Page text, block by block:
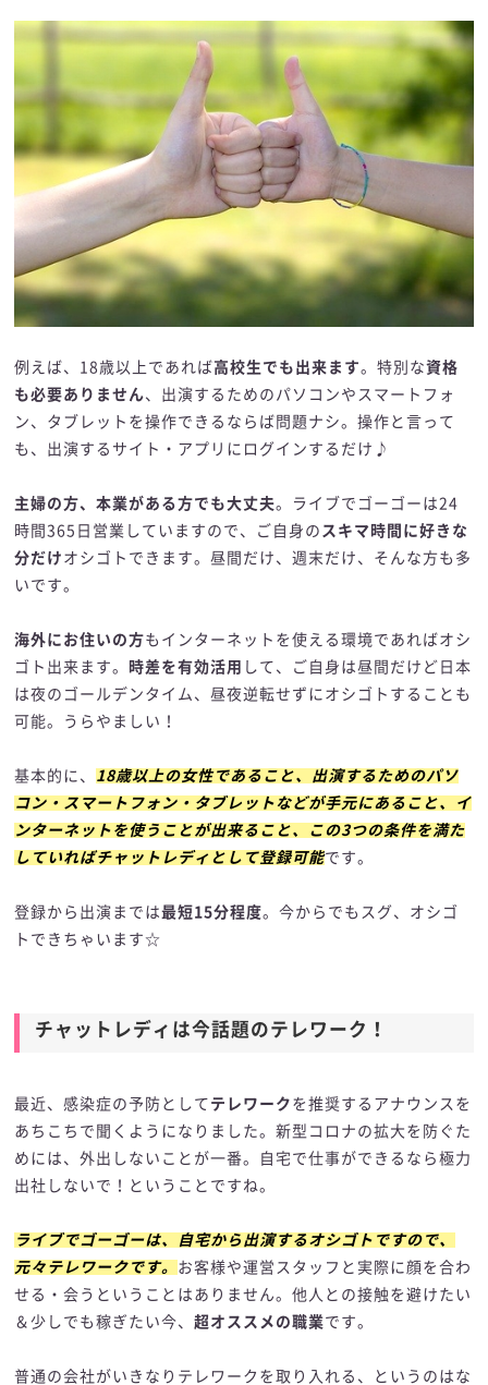
例えば、18歳以上であれば高校生でも出来ます 。特別な資格
も必要ありません、出演するためのパソコンやスマートフォ
ン、タブレットを操作できるならば問題ナシ。操作と言って
も、出演するサイト・アプリにログインするだけ♪
主婦の方、本業がある方でも大丈夫。ライブでゴーゴーは24
時間365日営業していますので、ご自身の スキマ時間に好きな
分だけ オシゴトできます。昼間だけ、週末だけ、そんな方も多
いです。
海外にお住いの方もインターネットを使える環境であればオシ
ゴト出来ます。
時差を有効活用 して、ご自身は昼間だけど日本
は夜のゴールデンタイム、昼夜逆転せずにオシゴトすることも
可能。うらやましい！
基本的に、
18歳以上の女性であること、出演するためのパソ
コン・スマートフォン・タブレットなどが手元にあること、イ
ンターネットを使うことが出来ること、この3つの条件を満た
していればチャットレディとして登録可能です。
登録から出演までは最短15分程度。今からでもスグ、オシゴ
トできちゃいます☆
チャットレディは今話題のテレワーク！
最近、感染症の予防として テレワーク を推奨するアナウンスを
あちこちで聞くようになりました。新型コロナの拡大を防ぐた
めには、外出しないことが一番。自宅で仕事ができるなら極力
出社しないで！ということですね。
ライブでゴーゴーは、自宅から出演するオシゴトですので、
元々テレワークです。 お客様や運営スタッフと実際に顔を合わ
せる・会うということはありません。他人との接触を避けたい
＆少しでも稼ぎたい今、超オススメの職業です。
普通の会社がいきなりテレワークを取り入れる、というのはな